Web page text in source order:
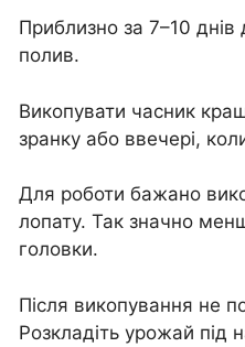
Приблизно за 7–10 днів
полив.
Викопувати часник
зранку або ввечері,
Для роботи бажано
лопату. Так значно
головки.
Після викопування не
Розкладіть урожай під